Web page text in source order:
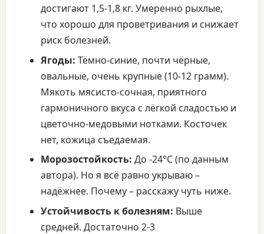
достигают 1,5-1,8 кг. Умеренно рыхлые,
что хорошо для проветривания и снижает
риск болезней.
Ягоды: Тёмно-синие, почти чёрные,
овальные, очень крупные (10-12 грамм).
Мякоть мясисто-сочная, приятного
гармоничного вкуса с лёгкой сладостью и
цветочно-медовыми нотками. Косточек
нет, кожица съедаемая.
Морозостойкость: До -24°C (по данным
автора). Но я всё равно укрываю –
надёжнее. Почему – расскажу чуть ниже.
Устойчивость к болезням: Выше
средней. Достаточно 2-3